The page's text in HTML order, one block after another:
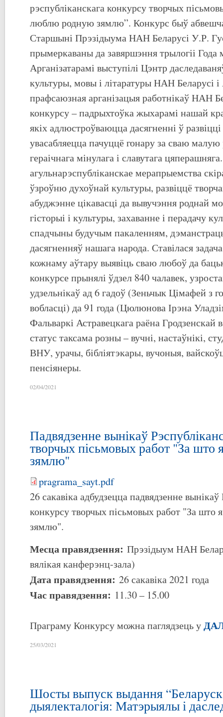
рэспубліканскага конкурсу творчых
люблю родную зямлю”. Конкурс быў
Старшыні Прэзідыума НАН Беларусі У.Р.
прымеркаваны да завяршэння трылогіі Года
Арганізатарамі выступілі Цэнтр
культуры, мовы і літаратуры НАН Беларусі і
прафсаюзная арганізацыя работнікаў НАН
конкурсу – падрыхтоўка жыхарамі нашай
якіх адлюстроўваюцца дасягненні ў развіцці
увасабляецца пачуццё гонару за сваю
гераічнага мінулага і славутага
агульнарэспубліканскае мерапрыемства
ўзроўню духоўнай культуры, развіццё
абуджэнне цікавасці да вывучэння роднай
гісторыі і культуры, захаванне і перадачу
спадчыны будучым пакаленням,
дасягненняў нашага народа. Ставілася
кожнаму аўтару выявіць сваю любоў да
конкурсе прынялі ўдзел 840 чалавек,
удзельнікаў ад 6 гадоў (Зеньчык Цімафей з
вобласці) да 91 года (Цюлюнова Ірэна
Фальваркі Астравецкага раёна Гродзенскай
статус таксама розны – вучні, настаўнікі,
ВНУ, урачы, бібліятэкары, вучоныя,
пенсіянеры.
02/04/2021
Падвядзенне вынікаў
творчых пісьмовых работ "За
зямлю"
pragrama_sayt.pdf
26 сакавіка адбудзецца падвядзенне вынікаў
конкурсу творчых пісьмовых работ "За
зямлю".
Месца правядзення: Прэзідыум НАН
вялікая канферэнц-зала)
Дата правядзення: 26 сакавіка 2021 года
Час правядзення: 11.30 – 15.00
Праграму Конкурсу можна паглядзець у
25/03/2021
Шосты выпуск выдання
дыялекталогія: Матэрыялы і